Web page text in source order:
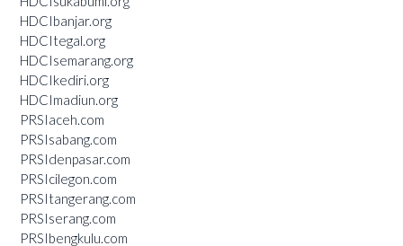
HDCIbanjar.org
HDCItegal.org
HDCIsemarang.org
HDCIkediri.org
HDCImadiun.org
PRSIaceh.com
PRSIsabang.com
PRSIdenpasar.com
PRSIcilegon.com
PRSItangerang.com
PRSIserang.com
PRSIbengkulu.com